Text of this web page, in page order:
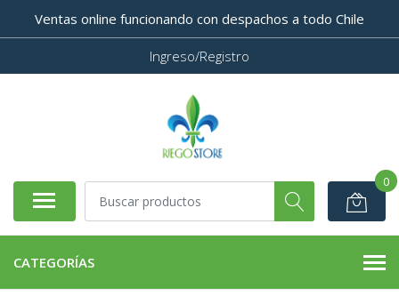
Ventas online funcionando con despachos a todo Chile
Ingreso/Registro
0
CATEGORÍAS